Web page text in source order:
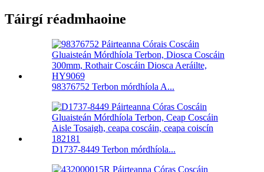
Táirgí réadmhaoine
98376752 Terbon mórdhíola A...
D1737-8449 Terbon mórdhíola...